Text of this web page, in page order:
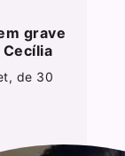
grave
Cecília
de 30